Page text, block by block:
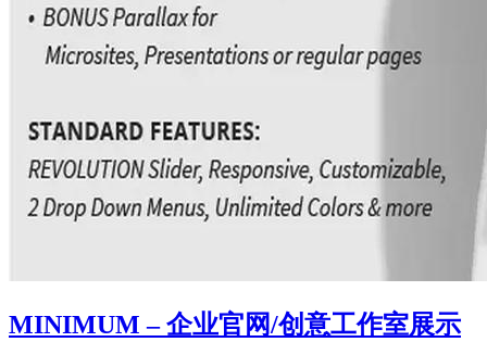
MINIMUM – 企业官网/创意工作室展示